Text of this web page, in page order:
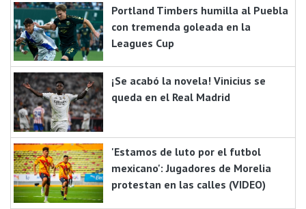
Portland Timbers humilla al Puebla
con tremenda goleada en la
Leagues Cup
¡Se acabó la novela! Vinicius se
queda en el Real Madrid
'Estamos de luto por el futbol
mexicano': Jugadores de Morelia
protestan en las calles (VIDEO)